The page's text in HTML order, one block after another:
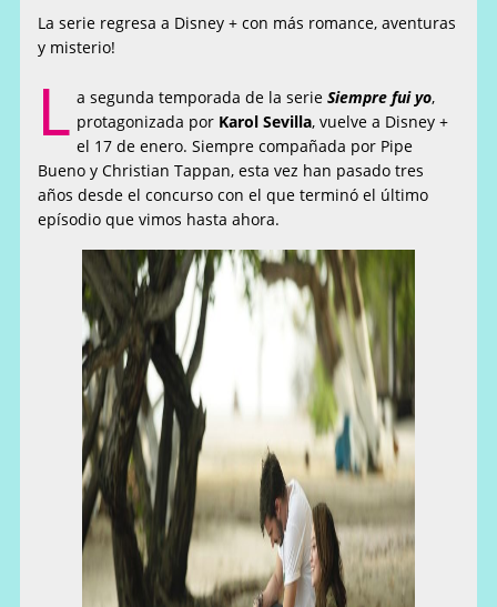
La serie regresa a Disney + con más romance, aventuras
y misterio!
L a segunda temporada de la serieSiempre fui yo,
protagonizada por Karol Sevilla, vuelve a Disney +
el 17 de enero. Siempre compañada por Pipe
Bueno y Christian Tappan, esta vez han pasado tres
años desde el concurso con el que terminó el último
epísodio que vimos hasta ahora.